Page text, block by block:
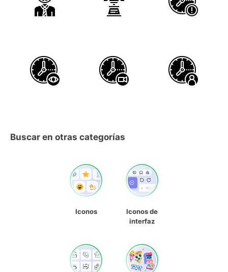
Buscar en otras categorías
Iconos
Iconos de
interfaz